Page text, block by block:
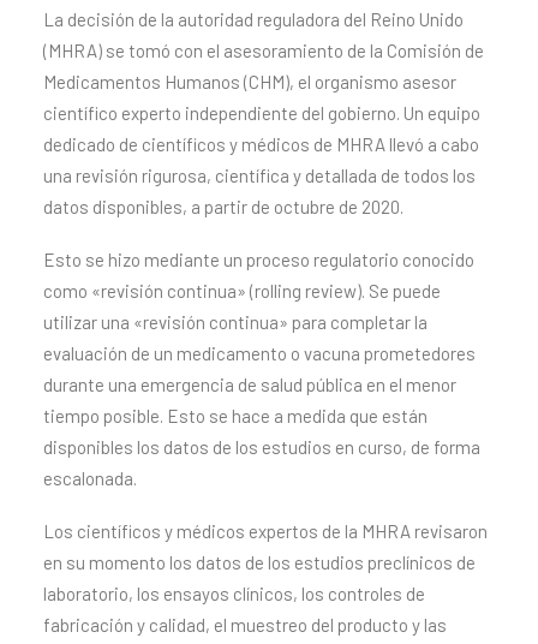
La decisión de la autoridad reguladora del Reino Unido
(MHRA) se tomó con el asesoramiento de la Comisión de
Medicamentos Humanos (CHM), el organismo asesor
científico experto independiente del gobierno. Un equipo
dedicado de científicos y médicos de MHRA llevó a cabo
una revisión rigurosa, científica y detallada de todos los
datos disponibles, a partir de octubre de 2020.
Esto se hizo mediante un proceso regulatorio conocido
como «revisión continua» (rolling review). Se puede
utilizar una «revisión continua» para completar la
evaluación de un medicamento o vacuna prometedores
durante una emergencia de salud pública en el menor
tiempo posible. Esto se hace a medida que están
disponibles los datos de los estudios en curso, de forma
escalonada.
Los científicos y médicos expertos de la MHRA revisaron
en su momento los datos de los estudios preclínicos de
laboratorio, los ensayos clínicos, los controles de
fabricación y calidad, el muestreo del producto y las